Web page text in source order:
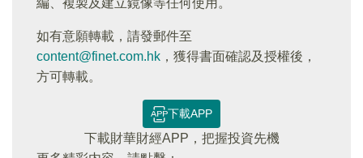
編、複製及建立鏡像等任何使用。
如有意願轉載，請發郵件至
content@finet.com.hk ，獲得書面確認及授權後，
方可轉載。
下載APP
下載財華財經APP，把握投資先機